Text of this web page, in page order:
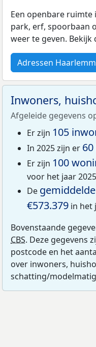
Een openbare
park, erf, spoorbaan
weer te geven. Bekijk
Adressen
Inwoners,
Afgeleide gegevens
Er zijn 105
In 2025 zijn er
Er zijn 100
voor het jaar
De gemiddelde
€573.379 in het
Bovenstaande
CBS. Deze gegevens
postcode en het
over inwoners,
schatting/